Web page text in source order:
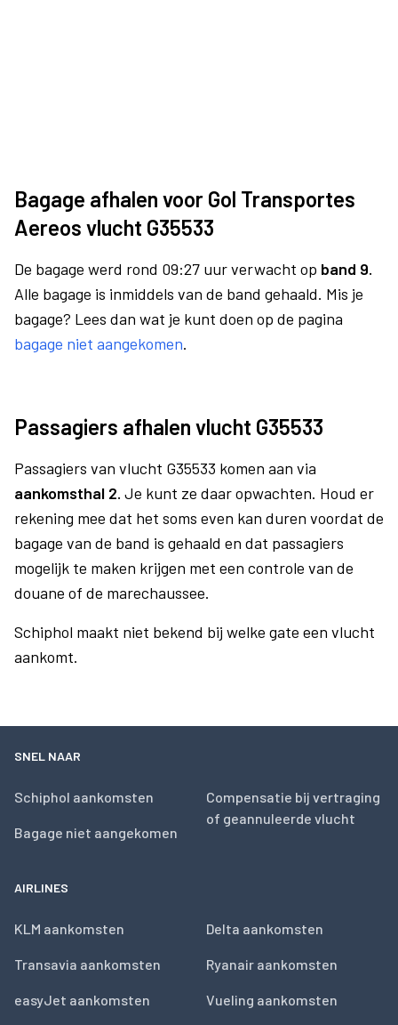
Bagage afhalen voor Gol Transportes
Aereos vlucht G35533
De bagage werd rond 09:27 uur verwacht op band 9.
Alle bagage is inmiddels van de band gehaald. Mis je
bagage? Lees dan wat je kunt doen op de pagina
bagage niet aangekomen.
Passagiers afhalen vlucht G35533
Passagiers van vlucht G35533 komen aan via
aankomsthal 2. Je kunt ze daar opwachten. Houd er
rekening mee dat het soms even kan duren voordat de
bagage van de band is gehaald en dat passagiers
mogelijk te maken krijgen met een controle van de
douane of de marechaussee.
Schiphol maakt niet bekend bij welke gate een vlucht
aankomt.
SNEL NAAR
Schiphol aankomsten
Bagage niet aangekomen
Compensatie bij vertraging
of geannuleerde vlucht
AIRLINES
KLM aankomsten
Transavia aankomsten
easyJet aankomsten
Delta aankomsten
Ryanair aankomsten
Vueling aankomsten